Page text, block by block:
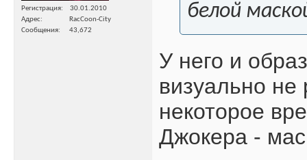
Регистрация
30.01.2010
Адрес
RacCoon-City
Сообщения
43,672
белой
У него и
визуально
некоторое
Джокера -